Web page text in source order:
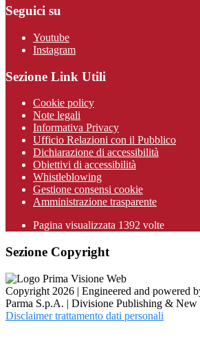
Seguici su
Youtube
Instagram
Sezione Link Utili
Cookie policy
Note legali
Informativa Privacy
Ufficio Relazioni con il Pubblico
Dichiarazione di accessibilità
Obiettivi di accessibilità
Whistleblowing
Gestione consensi cookie
Amministrazione trasparente
Pagina visualizzata 1392 volte
Sezione Copyright
Copyright 2026 | Engineered and powered
Parma S.p.A. | Divisione Publishing & New
Disclaimer trattamento dati personali